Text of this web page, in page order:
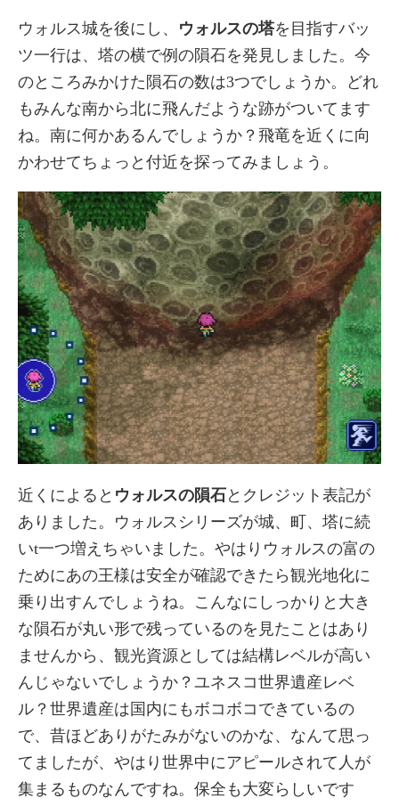
ウォルス城を後にし、 ウォルスの塔を目指すバッ
ツ一行は、塔の横で例の隕石を発見しました。今
のところみかけた隕石の数は3つでしょうか。どれ
もみんな南から北に飛んだような跡がついてます
ね。南に何かあるんでしょうか？飛竜を近くに向
かわせてちょっと付近を探ってみましょう。
近くによると ウォルスの隕石とクレジット表記が
ありました。ウォルスシリーズが城、町、塔に続
いt一つ増えちゃいました。やはりウォルスの富の
ためにあの王様は安全が確認できたら観光地化に
乗り出すんでしょうね。こんなにしっかりと大き
な隕石が丸い形で残っているのを見たことはあり
ませんから、観光資源としては結構レベルが高い
んじゃないでしょうか？ユネスコ世界遺産レベ
ル？世界遺産は国内にもボコボコできているの
で、昔ほどありがたみがないのかな、なんて思っ
てましたが、やはり世界中にアピールされて人が
集まるものなんですね。保全も大変らしいです